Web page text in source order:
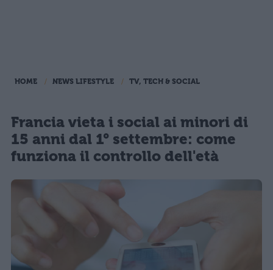
HOME NEWS LIFESTYLE TV, TECH & SOCIAL
Francia vieta i social ai minori di
15 anni dal 1° settembre: come
funziona il controllo dell'età